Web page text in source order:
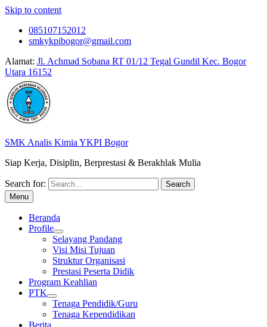
Skip to content
085107152012
smkykpibogor@gmail.com
Alamat: Jl. Achmad Sobana RT 01/12 Tegal Gundil Kec. Bogor
Utara 16152
SMK Analis Kimia YKPI Bogor
Siap Kerja, Disiplin, Berprestasi & Berakhlak Mulia
Search for:
Menu
Beranda
Profile
Selayang Pandang
Visi Misi Tujuan
Struktur Organisasi
Prestasi Peserta Didik
Program Keahlian
PTK
Tenaga Pendidik/Guru
Tenaga Kependidikan
Berita